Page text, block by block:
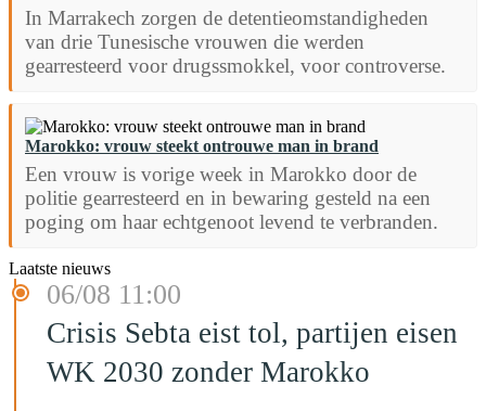
In Marrakech zorgen de detentieomstandigheden
van drie Tunesische vrouwen die werden
gearresteerd voor drugssmokkel, voor controverse.
Marokko: vrouw steekt ontrouwe man in brand
Een vrouw is vorige week in Marokko door de
politie gearresteerd en in bewaring gesteld na een
poging om haar echtgenoot levend te verbranden.
Laatste nieuws
06/08 11:00
Crisis Sebta eist tol, partijen eisen
WK 2030 zonder Marokko